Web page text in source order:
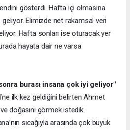
gösterdi. Hafta içi olmasına
geliyor. Elimizde net rakamsal veri
Hafta sonları ise oturacak yer
hayata dair ne varsa
sonra burası insana çok iyi geliyor"
ilk kez geldiğini belirten Ahmet
doğasını görmek istedik.
sıcağıyla arasında çok büyük